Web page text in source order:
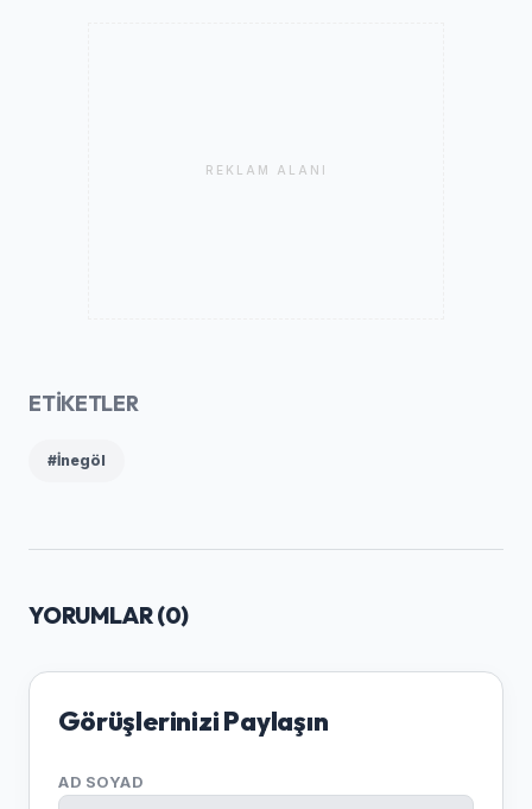
REKLAM ALANI
ETİKETLER
#İnegöl
YORUMLAR (0)
Görüşlerinizi Paylaşın
AD SOYAD